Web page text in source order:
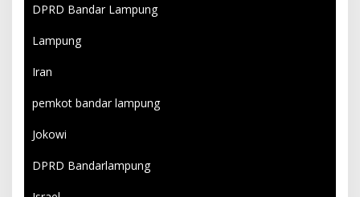
DPRD Bandar Lampung
Lampung
Iran
pemkot bandar lampung
Jokowi
DPRD Bandarlampung